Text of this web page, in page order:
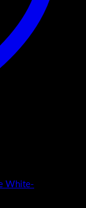
White-